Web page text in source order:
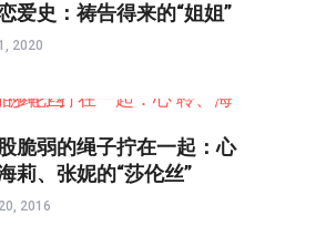
爱史：祷告得来的“姐姐”
2020
脆弱的绳子拧在一起：心
莉、张妮的“莎伦丝”
2016